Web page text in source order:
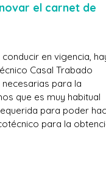
el carnet de
en vigencia,
Casal Trabado
para la
que es muy habitual
para poder
para la
centro de psicotécnico